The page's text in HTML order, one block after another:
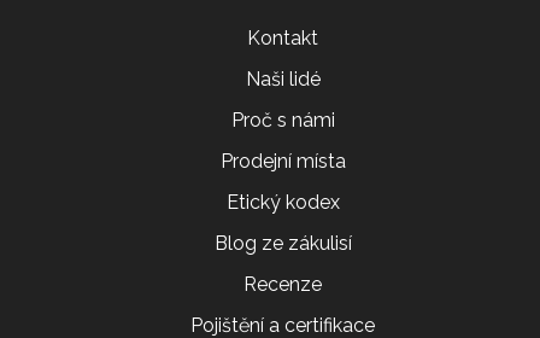
Kontakt
Naši lidé
Proč s námi
Prodejní místa
Etický kodex
Blog ze zákulisí
Recenze
Pojištění a certifikace